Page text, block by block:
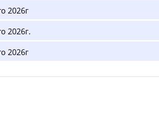
2026г
2026г.
2026г